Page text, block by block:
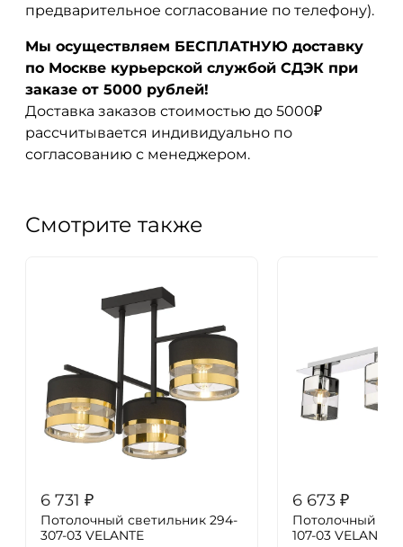
предварительное согласование по телефону).
Мы осуществляем БЕСПЛАТНУЮ доставку
по Москве курьерской службой СДЭК при
заказе от 5000 рублей!
Доставка заказов стоимостью до 5000₽
рассчитывается индивидуально по
согласованию с менеджером.
Смотрите также
6 731 ₽
Потолочный светильник 294-
307-03 VELANTE
6 673 ₽
Потолочный
107-03 VELANTE